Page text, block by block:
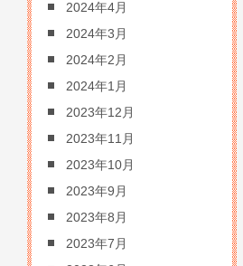
2024年4月
2024年3月
2024年2月
2024年1月
2023年12月
2023年11月
2023年10月
2023年9月
2023年8月
2023年7月